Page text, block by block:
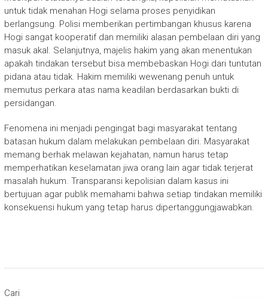
untuk tidak menahan Hogi selama proses penyidikan
berlangsung. Polisi memberikan pertimbangan khusus karena
Hogi sangat kooperatif dan memiliki alasan pembelaan diri yang
masuk akal. Selanjutnya, majelis hakim yang akan menentukan
apakah tindakan tersebut bisa membebaskan Hogi dari tuntutan
pidana atau tidak. Hakim memiliki wewenang penuh untuk
memutus perkara atas nama keadilan berdasarkan bukti di
persidangan.
Fenomena ini menjadi pengingat bagi masyarakat tentang
batasan hukum dalam melakukan pembelaan diri. Masyarakat
memang berhak melawan kejahatan, namun harus tetap
memperhatikan keselamatan jiwa orang lain agar tidak terjerat
masalah hukum. Transparansi kepolisian dalam kasus ini
bertujuan agar publik memahami bahwa setiap tindakan memiliki
konsekuensi hukum yang tetap harus dipertanggungjawabkan.
Cari